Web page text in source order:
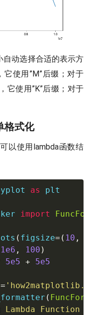
自动选择合适的表示方
使用”M”后缀；对于
它使用”K”后缀；对于
格式化
以使用lambda函数结
as
import
( figsize= ( 10 ,
1e6 , 100 )
5e5 + 5e5
=
(
Lambda